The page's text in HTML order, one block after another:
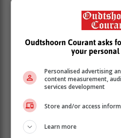
letterlik op die bodem van een
opgaardamme geskied.
Booysen het genoem dat die
65% van sy van 60 megaliter
Oudtshoorn Courant asks
your personal
Personalised advertising
content measurement,
services development
Store and/or access
Learn more